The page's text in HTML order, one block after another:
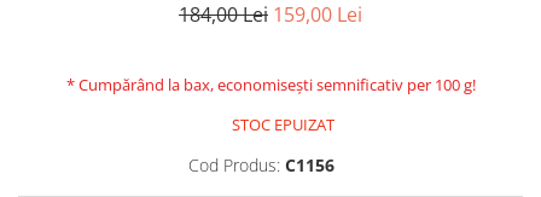
184,00 Lei 159,00 Lei
* Cumpărând la bax, economisești semnificativ per 100 g!
STOC EPUIZAT
Cod Produs: C1156